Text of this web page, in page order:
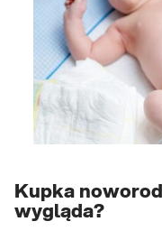
Kupka
wygląda?